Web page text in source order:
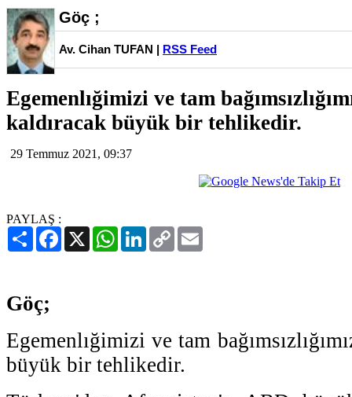
Göç ;
Av. Cihan TUFAN | RSS Feed
Egemenlığimizi ve tam
kaldıracak büyük bir tehlikedir.
29 Temmuz 2021, 09:37
PAYLAŞ :
PaylaşFacebook
X WhatsAppLinkedIn
Copy
Link
Göç;
Egemenlığimizi ve tam
büyük bir tehlikedir.